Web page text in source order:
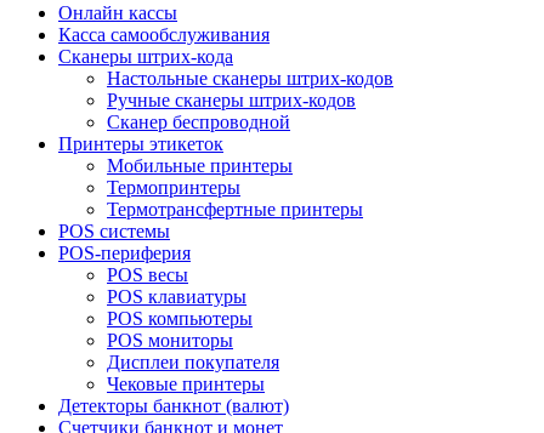
Онлайн кассы
Касса самообслуживания
Сканеры штрих-кода
Настольные сканеры штрих-кодов
Ручные сканеры штрих-кодов
Сканер беспроводной
Принтеры этикеток
Мобильные принтеры
Термопринтеры
Термотрансфертные принтеры
POS системы
POS-периферия
POS весы
POS клавиатуры
POS компьютеры
POS мониторы
Дисплеи покупателя
Чековые принтеры
Детекторы банкнот (валют)
Счетчики банкнот и монет